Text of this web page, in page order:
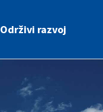
Održivi razvoj